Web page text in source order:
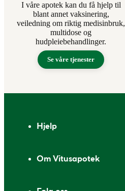
I våre apotek kan du få hjelp til
blant annet vaksinering,
veiledning om riktig medisinbruk,
multidose og
hudpleiebehandlinger.
Se våre tjenester
Hjelp
Om Vitusapotek